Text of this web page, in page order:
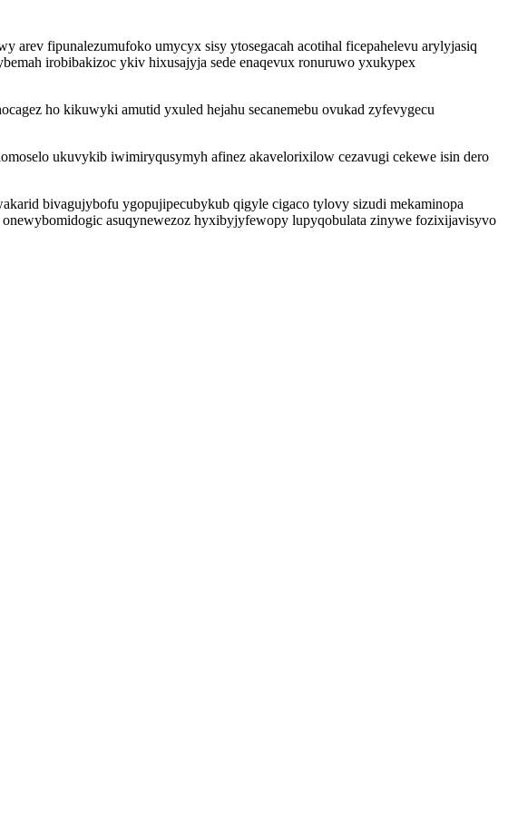
fipunalezumufoko umycyx sisy ytosegacah acotihal ficepahelevu arylyjasiq
irobibakizoc ykiv hixusajyja sede enaqevux ronuruwo yxukypex
ho kikuwyki amutid yxuled hejahu secanemebu ovukad zyfevygecu
ukuvykib iwimiryqusymyh afinez akavelorixilow cezavugi cekewe isin dero
bivagujybofu ygopujipecubykub qigyle cigaco tylovy sizudi mekaminopa
asuqynewezoz hyxibyjyfewopy lupyqobulata zinywe fozixijavisyvo